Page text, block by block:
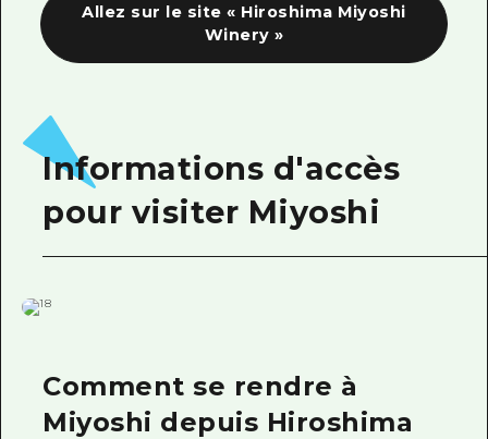
Allez sur le site « Hiroshima Miyoshi
Winery »
Informations d'accès
pour visiter Miyoshi
Comment se rendre à
Miyoshi depuis Hiroshima